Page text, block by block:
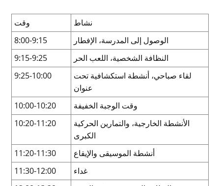
وقت
نشاط
8:00-9:15
الوصول إلى المدرسة، الإفطار
9:15-9:25
النظافة الشخصية، اللعب الحر
9:25-10:00
لقاء صباحي، أنشطة استكشافية تحت
عنوان
10:00-10:20
وقت الوجبة الخفيفة
10:20-11:20
الأنشطة الخارجية، والتمارين الحركية
الكبرى
11:20-11:30
أنشطة الموسيقى والإيقاع
11:30-12:00
غداء